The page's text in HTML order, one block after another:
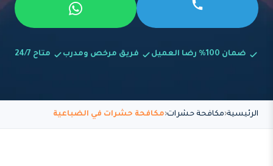
ضمان 100% رضا العميل فريق مرخص ومدرب متاح 24/7
الرئيسية مكافحة حشرات مكافحة حشرات في الضباعية